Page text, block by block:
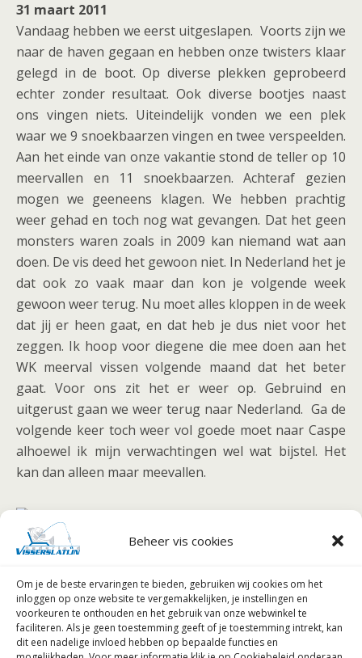
Beheer vis cookies
Om je de beste ervaringen te bieden, gebruiken wij cookies om het
inloggen op onze website te vergemakkelijken, je instellingen en
voorkeuren te onthouden en het gebruik van onze webwinkel te
faciliteren. Als je geen toestemming geeft of je toestemming intrekt, kan
dit een nadelige invloed hebben op bepaalde functies en
31 maart 2011
Vandaag hebben we eerst uitgeslapen. Voorts zijn we
naar de haven gegaan en hebben onze twisters klaar
gelegd in de boot. Op diverse plekken geprobeerd
echter zonder resultaat. Ook diverse bootjes naast
ons vingen niets. Uiteindelijk vonden we een plek
waar we 9 snoekbaarzen vingen en twee verspeelden.
Aan het einde van onze vakantie stond de teller op 10
meervallen en 11 snoekbaarzen. Achteraf gezien
mogen we geeneens klagen. We hebben prachtig
weer gehad en toch nog wat gevangen. Dat het geen
monsters waren zoals in 2009 kan niemand wat aan
doen. De vis deed het gewoon niet. In Nederland het je
dat ook zo vaak maar dan kon je volgende week
gewoon weer terug. Nu moet alles kloppen in de week
dat jij er heen gaat, en dat heb je dus niet voor het
zeggen. Ik hoop voor diegene die mee doen aan het
WK meerval vissen volgende maand dat het beter
gaat. Voor ons zit het er weer op. Gebruind en
uitgerust gaan we weer terug naar Nederland. Ga de
volgende keer toch weer vol goede moet naar Caspe
alhoewel ik mijn verwachtingen wel wat bijstel. Het
kan dan alleen maar meevallen.
Terug naar boven